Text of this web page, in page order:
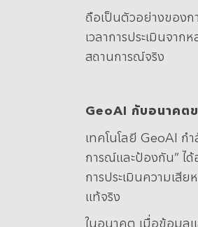
ถือเป็นตัวอย่างของ
เวลาการประเมินจา
สถานการณ์จริง
GeoAI กับอนาคต
เทคโนโลยี GeoAI ก
การณ์และป้องกัน” ไ
การประเมินความเสี
แท้จริง
ในอนาคต เมื่อข้อมูล